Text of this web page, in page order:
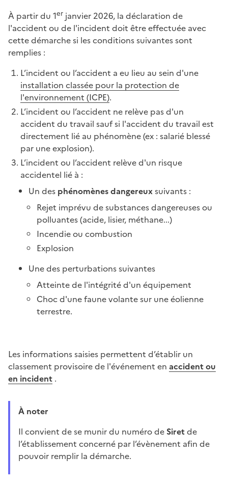
À partir du 1er janvier 2026, la déclaration de
l'accident ou de l'incident doit être effectuée avec
cette démarche si les conditions suivantes sont
remplies :
L’incident ou l’accident a eu lieu au sein d'une
installation classée pour la protection de
l'environnement (ICPE).
L’incident ou l’accident ne relève pas d'un
accident du travail sauf si l'accident du travail est
directement lié au phénomène (ex : salarié blessé
par une explosion).
L’incident ou l’accident relève d'un risque
accidentel lié à :
Un des phénomènes dangereuxsuivants :
Rejet imprévu de substances dangereuses ou
polluantes (acide, lisier, méthane...)
Incendie ou combustion
Explosion
Une des perturbations suivantes
Atteinte de l'intégrité d'un équipement
Choc d'une faune volante sur une éolienne
terrestre.
Les informations saisies permettent d’établir un
classement provisoire de l'événement en accident ou
en incident .
À noter
Il convient de se munir du numéro de Siretde
l’établissement concerné par l’évènement afin de
pouvoir remplir la démarche.